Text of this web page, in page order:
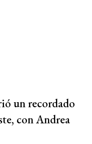
un recordado
con Andrea